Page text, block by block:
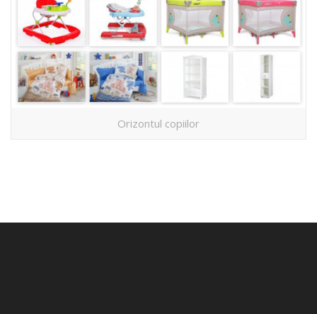
Orizontul copiilor